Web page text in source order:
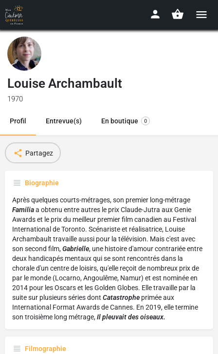
Louise Archambault
1970
Profil Entrevue(s) En boutique 0
Partagez
Biographie
Après quelques courts-métrages, son premier long-métrage
Familiaa obtenu entre autres le prix Claude-Jutra aux Genie
Awards et le prix du meilleur premier film canadien au Festival
International de Toronto. Scénariste et réalisatrice, Louise
Archambault travaille aussi pour la télévision. Mais c'est avec
son second film,Gabrielle, une histoire d'amour contrariée entre
deux handicapés mentaux qui se sont rencontrés dans la
chorale d'un centre de loisirs, qu'elle reçoit de nombreux prix de
par le monde (Locarno, Angoulême, Namur) et est nominée en
2014 pour les Oscars et les Golden Globes. Elle travaille par la
suite sur plusieurs séries dont Catastrophe primée aux
International Format Awards de Cannes. En 2019, elle termine
son troisième long métrage,Il pleuvait des oiseaux.
Filmographie